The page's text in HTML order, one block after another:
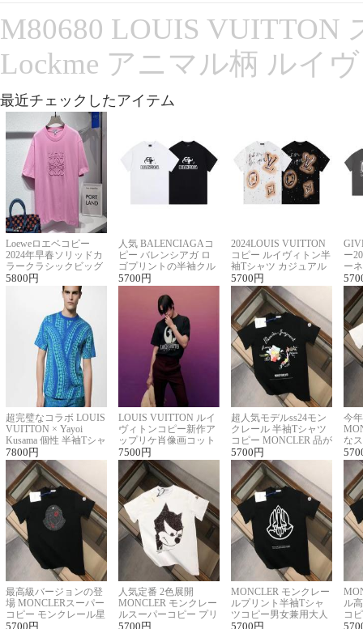
M80680 LOUIS VUITTON
Lockme アニマル柄 ルイ
最近チェックしたアイテム
Loeweロエベコピー
2024年早春ソリッドカ
ラークラシックビッグ
ロゴ刺繍Tシャツ
5800 円
人気 BALENCIAGAコ
ピー バレンシアガ ロ
ゴプリントの半袖クル
ーネックTシャツ
5700 円
2024LOUIS VUITTON
コピー ルイヴィトン半
袖Tシャツ カジュアル
に馴染む 2色展開
5700 円
ー
ー
ー
超完璧なコラボ LOUIS
VUITTON × Yayoi
Kusama 個性 半袖Tシャ
ツコピー男女兼用
7800 円
LOUIS VUITTON ルイ
ヴィトンコピー新作ア
ップリケ肖像画コット
ンニット半袖Tシャツ
7500 円
超人気モデルss24モン
クレール 半袖Tシャツ
コピー MONCLER 品が
良く見た目
5700 円
今
な
ル
最高級バージョンの登
場 MONCLERスーパー
コピー モンクレール星
座半袖Tシャツ
5700 円
人気定番 2色展開
MONCLER モンクレー
ルスーパーコピー プリ
ント半袖Tシャツ
5700 円
MONCLER モンクレー
ルプリント半袖Tシャ
ツコピー男女兼用大人
可愛い春夏コーデ
5700 円
ル
コ
ィ